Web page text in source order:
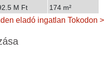
M Ft
174 m²
eladó ingatlan Tokodon >